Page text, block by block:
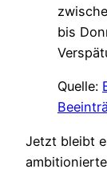
bis
Quelle:
Jetzt bleibt